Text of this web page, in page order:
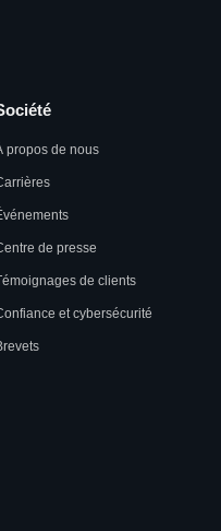
propos de nous
de presse
de clients
et cybersécurité